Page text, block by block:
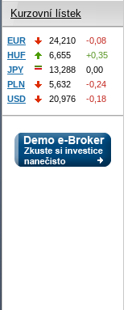
Kurzovní lístek
EUR 24,210
-0,08
HUF
6,655
+0,35
JPY
13,288
0,00
PLN
5,632
-0,24
USD
20,976 -0,18